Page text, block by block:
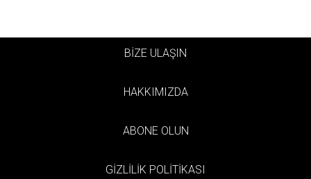
BİZE ULAŞIN
HAKKIMIZDA
ABONE OLUN
GİZLİLİK POLİTİKASI